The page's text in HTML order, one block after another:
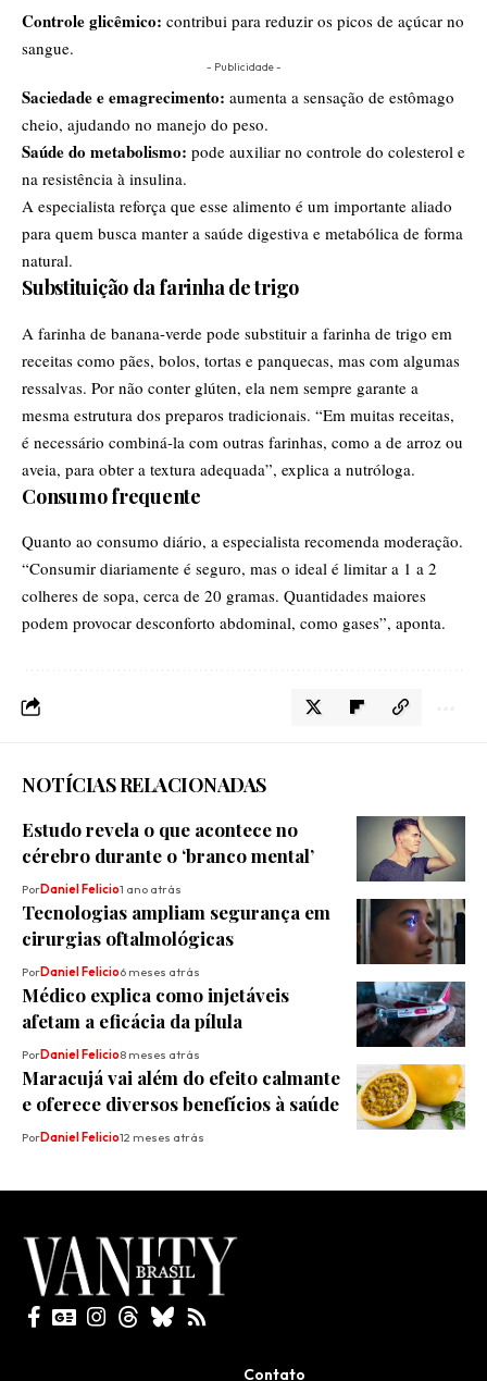
Controle glicêmico: contribui para reduzir os picos de açúcar no
sangue.
- Publicidade -
Saciedade e emagrecimento: aumenta a sensação de estômago
cheio, ajudando no manejo do peso.
Saúde do metabolismo: pode auxiliar no controle do colesterol e
na resistência à insulina.
A especialista reforça que esse alimento é um importante aliado
para quem busca manter a saúde digestiva e metabólica de forma
natural.
Substituição da farinha de trigo
A farinha de banana-verde pode substituir a farinha de trigo em
receitas como pães, bolos, tortas e panquecas, mas com algumas
ressalvas. Por não conter glúten, ela nem sempre garante a
mesma estrutura dos preparos tradicionais. “Em muitas receitas,
é necessário combiná-la com outras farinhas, como a de arroz ou
aveia, para obter a textura adequada”, explica a nutróloga.
Consumo frequente
Quanto ao consumo diário, a especialista recomenda moderação.
“Consumir diariamente é seguro, mas o ideal é limitar a 1 a 2
colheres de sopa, cerca de 20 gramas. Quantidades maiores
podem provocar desconforto abdominal, como gases”, aponta.
NOTÍCIAS RELACIONADAS
Estudo revela o que acontece no
cérebro durante o ‘branco mental’
PorDaniel Felicio1 ano atrás
Tecnologias ampliam segurança em
cirurgias oftalmológicas
PorDaniel Felicio6 meses atrás
Médico explica como injetáveis
afetam a eficácia da pílula
PorDaniel Felicio8 meses atrás
Maracujá vai além do efeito calmante
e oferece diversos benefícios à saúde
PorDaniel Felicio12 meses atrás
Contato